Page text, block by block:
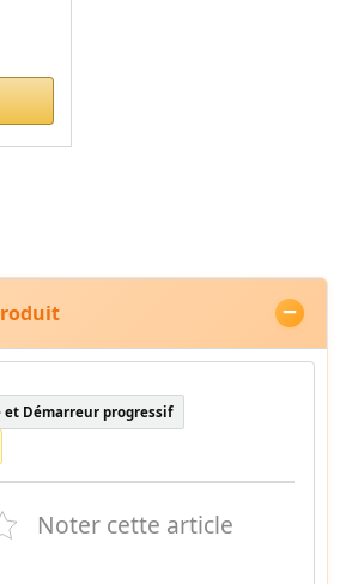
Démarreur progressif
Noter cette article